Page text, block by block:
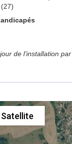
de l’installation
Satellite